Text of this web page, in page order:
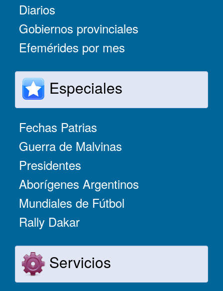
Diarios
Gobiernos provinciales
Efemérides por mes
Especiales
Fechas Patrias
Guerra de Malvinas
Presidentes
Aborígenes Argentinos
Mundiales de Fútbol
Rally Dakar
Servicios